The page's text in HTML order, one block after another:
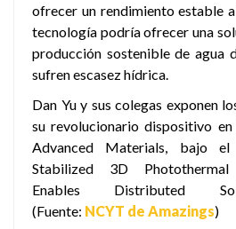
ofrecer un rendimiento estable
tecnología podría ofrecer una
producción sostenible de agua
sufren escasez hídrica.
Dan Yu y sus colegas exponen
su revolucionario dispositivo
Advanced Materials, bajo
Stabilized 3D Photothermal
Enables Distributed
(Fuente: NCYT de Amazings)